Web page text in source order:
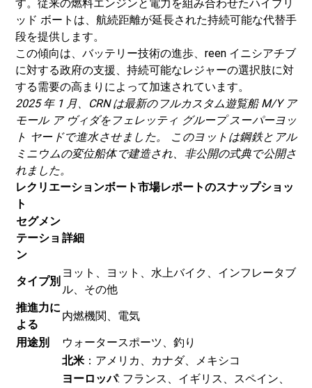
す。従来の燃料エンジンと電力を組み合わせたハイブリ
ッド ボートは、航続距離が延長された持続可能な代替手
段を提供します。
この傾向は、バッテリー技術の進歩、reen イニシアチブ
に対する政府の支援、持続可能なレジャーの選択肢に対
する需要の高まりによって加速されています。
2025 年 1 月、CRN は最新のフルカスタム遊覧船 M/Y ア
モール ア ヴィダをフェレッティ グループ スーパーヨッ
ト ヤードで進水させました。 このヨットは鋼鉄とアル
ミニウムの変位船体で建造され、非公開の式典で公開さ
れました。
レクリエーションボート市場レポートのスナップショッ
ト
セグメン
テーショ
ン
詳細
タイプ別
ヨット、ヨット、水上バイク、インフレータブ
ル、その他
推進力に
よる
内燃機関、電気
用途別
ウォータースポーツ、釣り
北米 ：アメリカ、カナダ、メキシコ
ヨーロッパ: フランス、イギリス、スペイン、